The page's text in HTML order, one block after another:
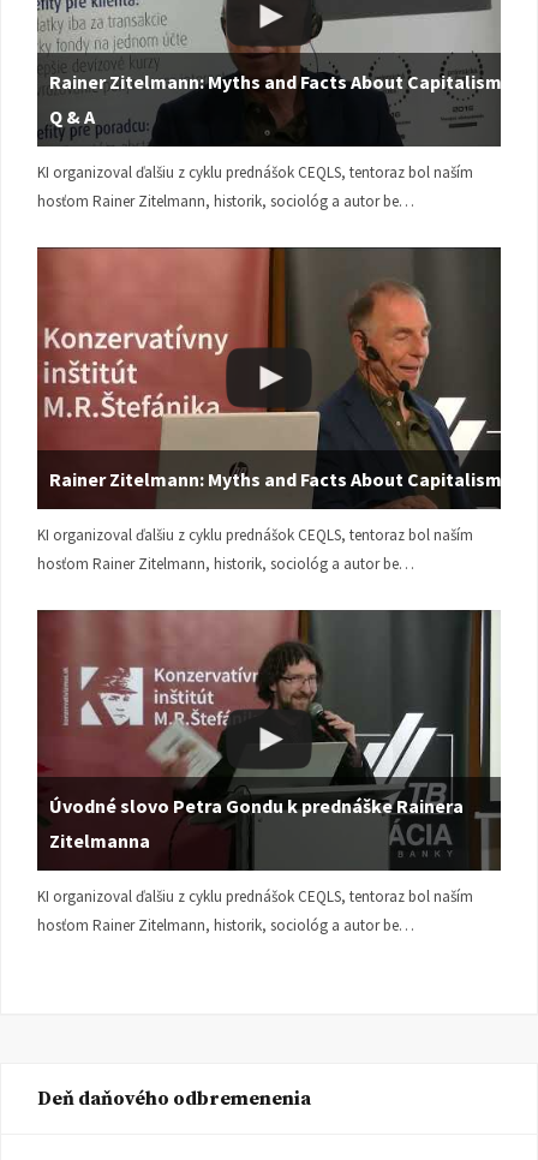
Rainer Zitelmann: Myths and Facts About Capitalism |
Q & A
KI organizoval ďalšiu z cyklu prednášok CEQLS, tentoraz bol naším
hosťom Rainer Zitelmann, historik, sociológ a autor be…
Rainer Zitelmann: Myths and Facts About Capitalism
KI organizoval ďalšiu z cyklu prednášok CEQLS, tentoraz bol naším
hosťom Rainer Zitelmann, historik, sociológ a autor be…
Úvodné slovo Petra Gondu k prednáške Rainera
Zitelmanna
KI organizoval ďalšiu z cyklu prednášok CEQLS, tentoraz bol naším
hosťom Rainer Zitelmann, historik, sociológ a autor be…
Deň daňového odbremenenia